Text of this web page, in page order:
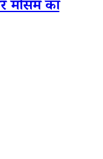
मौसम का